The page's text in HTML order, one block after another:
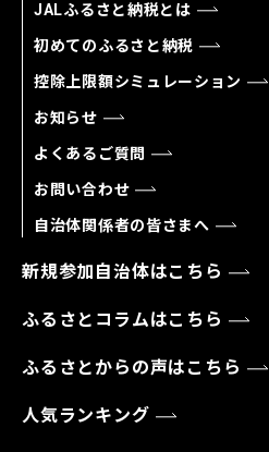
JALふるさと納税とは
初めてのふるさと納税
控除上限額シミュレーション
お知らせ
よくあるご質問
お問い合わせ
自治体関係者の皆さまへ
新規参加自治体はこちら
ふるさとコラムはこちら
ふるさとからの声はこちら
人気ランキング